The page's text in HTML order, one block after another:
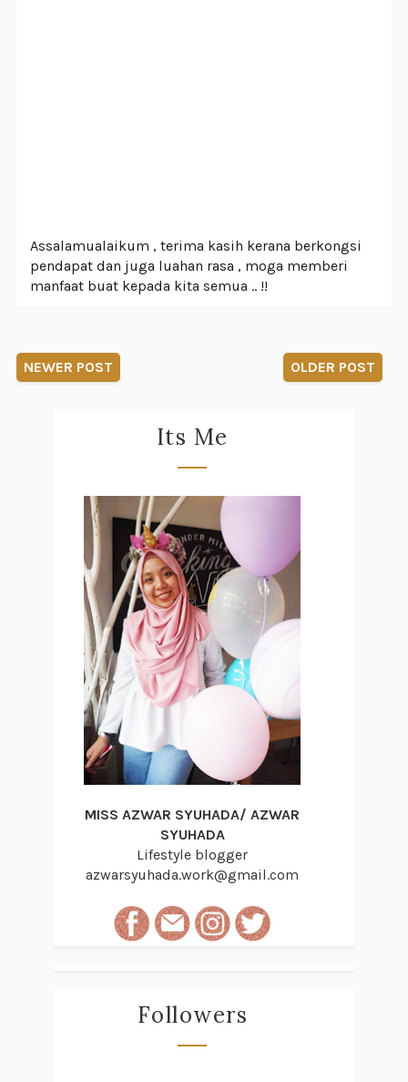
Assalamualaikum , terima kasih kerana berkongsi
pendapat dan juga luahan rasa , moga memberi
manfaat buat kepada kita semua .. !!
NEWER POST OLDER POST
Its Me
MISS AZWAR SYUHADA/ AZWAR
SYUHADA
Lifestyle blogger
azwarsyuhada.work@gmail.com
Followers